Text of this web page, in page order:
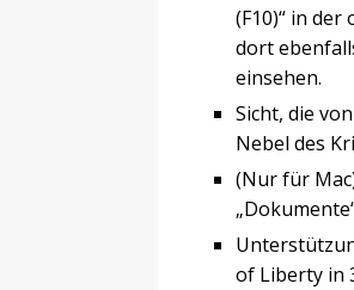
(F10)“ in
dort
einsehen.
Sicht, die
Nebel des
(Nur für
of Liberty in